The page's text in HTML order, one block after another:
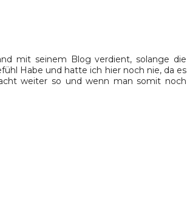
mit seinem Blog verdient, solange die
Habe und hatte ich hier noch nie, da es
weiter so und wenn man somit noch